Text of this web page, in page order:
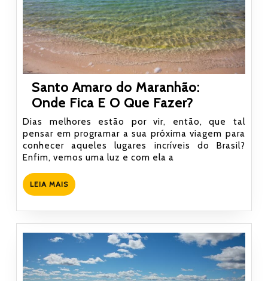
Santo Amaro do Maranhão:
Onde Fica E O Que Fazer?
Amaro
do
Maranhão:
O
Que
Fazer?
Dias melhores estão por vir, então, que tal
pensar em programar a sua próxima viagem para
conhecer aqueles lugares incríveis do Brasil?
Enfim, vemos uma luz e com ela a
LEIA MAISLEIA
MAIS